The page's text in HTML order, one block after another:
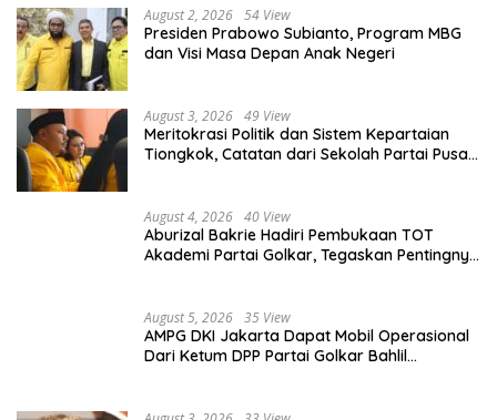
August 2, 2026 54 View
Presiden Prabowo Subianto, Program MBG
dan Visi Masa Depan Anak Negeri
August 3, 2026 49 View
Meritokrasi Politik dan Sistem Kepartaian
Tiongkok, Catatan dari Sekolah Partai Pusat
August 4, 2026 40 View
Aburizal Bakrie Hadiri Pembukaan TOT
Akademi Partai Golkar, Tegaskan Pentingnya
August 5, 2026 35 View
AMPG DKI Jakarta Dapat Mobil Operasional
Dari Ketum DPP Partai Golkar Bahlil